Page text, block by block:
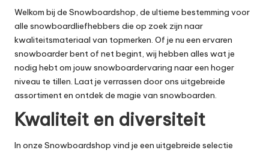
Welkom bij de Snowboardshop, de ultieme bestemming voor
alle snowboardliefhebbers die op zoek zijn naar
kwaliteitsmateriaal van topmerken. Of je nu een ervaren
snowboarder bent of net begint, wij hebben alles wat je
nodig hebt om jouw snowboardervaring naar een hoger
niveau te tillen. Laat je verrassen door ons uitgebreide
assortiment en ontdek de magie van snowboarden.
Kwaliteit en diversiteit
In onze Snowboardshop vind je een uitgebreide selectie